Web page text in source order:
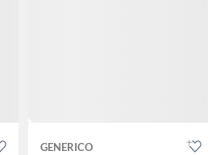
GENERICO